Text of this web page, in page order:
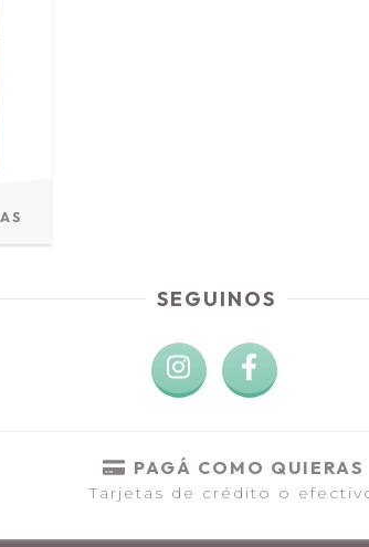
SEGUINOS
PAGÁ COMO QUIERAS
Tarjetas de crédito o